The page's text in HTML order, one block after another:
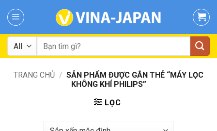
Tìm
kiếm:
TRANG CHỦ / SẢN PHẨM ĐƯỢC GẮN THẺ “MÁY LỌC
KHÔNG KHÍ PHILIPS”
LỌC